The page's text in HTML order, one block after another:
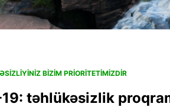
BIZIM PRIORITETIMIZDIR
təhlükəsizlik